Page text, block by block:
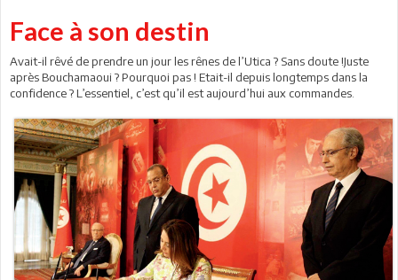
Face à son destin
Avait-il rêvé de prendre un jour les rênes de l’Utica ? Sans doute !Juste
après Bouchamaoui ? Pourquoi pas ! Etait-il depuis longtemps dans la
confidence ? L’essentiel, c’est qu’il est aujourd’hui aux commandes.